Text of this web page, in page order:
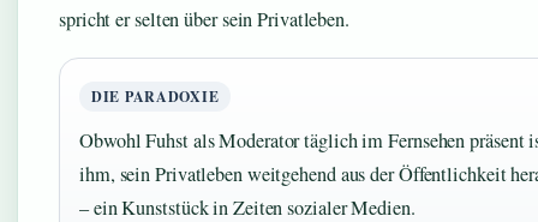
spricht er selten über sein Privatleben.
DIE PARADOXIE
Obwohl Fuhst als Moderator täglich im Fernsehen präsent
ihm, sein Privatleben weitgehend aus der Öffentlichkeit
– ein Kunststück in Zeiten sozialer Medien.